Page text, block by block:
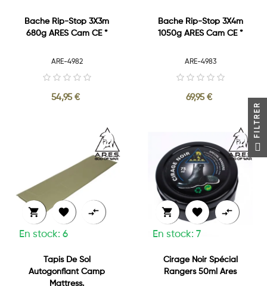
Bache Rip-Stop 3X3m
680g ARES Cam CE *
ARE-4982
54,95 €
Bache Rip-Stop 3X4m
1050g ARES Cam CE *
ARE-4983
69,95 €
En stock: 6
  
Tapis De Sol
Autogonflant Camp
Mattress.
En stock: 7
  
Cirage Noir Spécial
Rangers 50ml Ares
FILTRER